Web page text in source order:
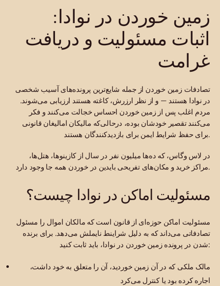
زمین خوردن در نوادا:
اثبات مسئولیت و دریافت
غرامت
تصادفات زمین خوردن از جمله شایع‌ترین پرونده‌های آسیب شخصی
در نوادا هستند — و از نظر ارزرش، کاغته هستند ارزیابی می‌شوند.
مردم اغلب پس از زمین خوردن احساس خجالت می‌کنند و فکر
می‌کنند تقصیر خودشان بوده، درحالی‌که مالیکان امالیغان قانونی
برای حفظ شرایط ایمن برای بازدیدکنندگان هستند.
در لاس وگاس، که ده‌ها میلیون نفر در سال از کازینوها، هتل‌ها،
مراکز خرید و مکان‌های تفریحی بایدین در خوردن همه جا وجود دارد.
مسئولیت اماکن در نوادا چیست؟
مسئولیت اماکن حوزه‌ای از قانون است که مالکان اموال را مسئول
تصادفاتی می‌داند که به دلیل شراینط نایملش می‌دهد. برای برنده
شدن در پرونده زمین خوردن در نوادا، باید ثابت کنید:
مالک ملکی که در آن زمین خوردید، آن را متعلق به خود داشت،
اجاره کرده بود یا کنترل می‌کرد